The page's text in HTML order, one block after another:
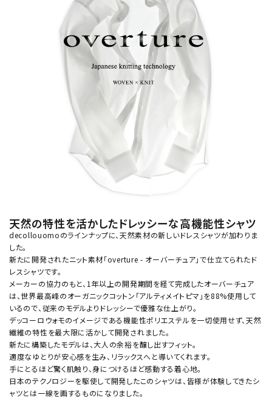
天然の特性を活かしたドレッシーな高機能性シャツ
decollouomoのラインナップに、天然素材の新しいドレスシャツが加わりま
した。
新たに開発されたニット素材「overture - オーバーチュア」で仕立てられたド
レスシャツです。
メーカーの協力のもと、1年以上の開発期間を経て完成したオーバーチュア
は、世界最高峰のオーガニックコットン「アルティメイトピマ」を88%使用して
いるので、従来のモデルよりドレッシーで優雅な仕上がり。
デッコーロウォモのイメージである機能性ポリエステルを一切使用せず、天然
繊維の特性を最大限に活かして開発されました。
新たに構築したモデルは、大人の余裕を醸し出すフィット。
適度なゆとりが安心感を生み、リラックスへと導いてくれます。
手にとるほど驚く肌触り、身につけるほど感動する着心地。
日本のテクノロジーを駆使して開発したこのシャツは、皆様が体験してきたシ
ャツとは一線を画するものになりました。